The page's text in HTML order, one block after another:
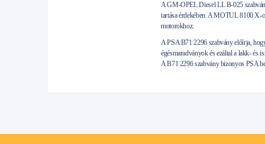
A GM-OPEL Diesel LL B-025
tartása érdekében. A MOTUL 8100 X-
motorokhoz.
A PSA B71 2296 szabvány előírja,
égésmaradványok és ezáltal a lakk- és
A B71 2296 szabvány bizonyos PSA